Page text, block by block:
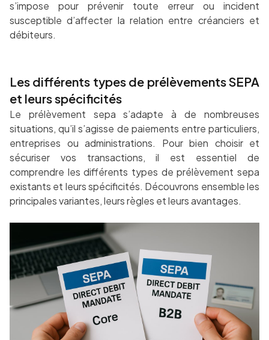
s’impose pour prévenir toute erreur ou incident
susceptible d’affecter la relation entre créanciers et
débiteurs.
Les différents types de prélèvements SEPA
et leurs spécificités
Le prélèvement sepa s’adapte à de nombreuses
situations, qu’il s’agisse de paiements entre particuliers,
entreprises ou administrations. Pour bien choisir et
sécuriser vos transactions, il est essentiel de
comprendre les différents types de prélèvement sepa
existants et leurs spécificités. Découvrons ensemble les
principales variantes, leurs règles et leurs avantages.